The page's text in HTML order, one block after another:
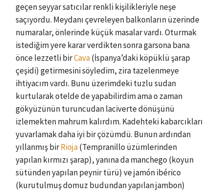
geçen seyyar satıcılar renkli kişilikleriyle neşe
saçıyordu. Meydanı çevreleyen balkonların üzerinde
numaralar, önlerinde küçük masalar vardı. Oturmak
istediğim yere karar verdikten sonra garsona bana
önce lezzetli birCava(İspanya’daki köpüklü şarap
çeşidi) getirmesini söyledim, zira tazelenmeye
ihtiyacım vardı. Bunu üzerimdeki tuzlu sudan
kurtularak otelde de yapabilirdim ama o zaman
gökyüzünün turuncudan laciverte dönüşünü
izlemekten mahrum kalırdım. Kadehteki kabarcıkları
yuvarlamak daha iyi bir çözümdü. Bunun ardından
yıllanmış birRioja(Tempranillo üzümlerinden
yapılan kırmızı şarap), yanına da manchego (koyun
sütünden yapılan peynir türü) ve jamón ibérico
(kurutulmuş domuz budundan yapılan jambon)